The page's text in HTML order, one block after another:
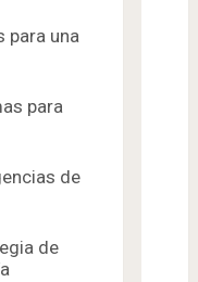
para una
para
de
de